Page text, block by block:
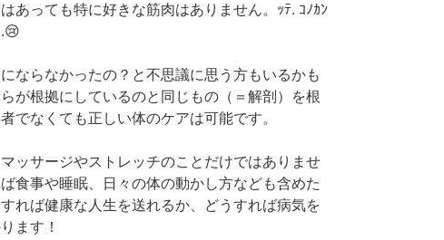
あっても特に好きな筋肉はありません。ｯﾃ. ｺﾉｶﾝ
ならなかったの？と不思議に思う方もいるかも
が根拠にしているのと同じもの（＝解剖）を根
でなくても正しい体のケアは可能です。
ッサージやストレッチのことだけではありませ
食事や睡眠、日々の体の動かし方なども含めた
れば健康な人生を送れるか、どうすれば病気を
ます！